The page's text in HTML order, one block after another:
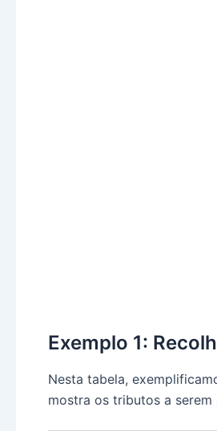
Exemplo 1:
Nesta tabela,
mostra os tributos a